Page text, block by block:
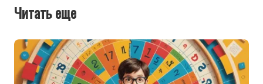
Читать еще